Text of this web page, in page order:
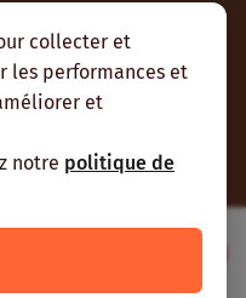
collecter et
les performances et
et
notre politique de
nos flux RSS et nous
l’Agence